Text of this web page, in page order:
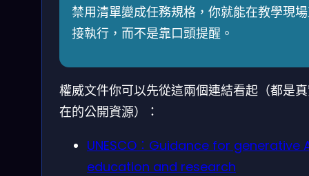
禁用清單變成任務規格，你就能在教學現
接執行，而不是靠口頭提醒。
權威文件你可以先從這兩個連結看起（都是
在的公開資源）：
UNESCO：Guidance for generative
education and research